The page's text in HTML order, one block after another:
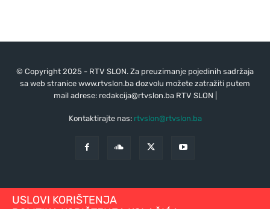
© Copyright 2025 - RTV SLON. Za preuzimanje pojedinih sadržaja
sa web stranice www.rtvslon.ba dozvolu možete zatražiti putem
mail adrese: redakcija@rtvslon.baRTV SLON |
Kontaktirajte nas: rtvslon@rtvslon.ba
USLOVI KORIŠTENJA